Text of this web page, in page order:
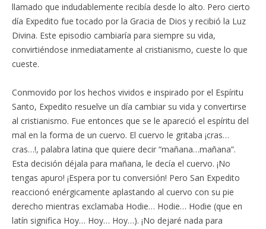
llamado que indudablemente recibía desde lo alto. Pero cierto
día Expedito fue tocado por la Gracia de Dios y recibió la Luz
Divina. Este episodio cambiaría para siempre su vida,
convirtiéndose inmediatamente al cristianismo, cueste lo que
cueste.
Conmovido por los hechos vividos e inspirado por el Espíritu
Santo, Expedito resuelve un día cambiar su vida y convertirse
al cristianismo. Fue entonces que se le apareció el espíritu del
mal en la forma de un cuervo. El cuervo le gritaba ¡cras…
cras…!, palabra latina que quiere decir “mañana…mañana”.
Esta decisión déjala para mañana, le decía el cuervo. ¡No
tengas apuro! ¡Espera por tu conversión! Pero San Expedito
reaccionó enérgicamente aplastando al cuervo con su pie
derecho mientras exclamaba Hodie… Hodie… Hodie (que en
latín significa Hoy… Hoy… Hoy…). ¡No dejaré nada para